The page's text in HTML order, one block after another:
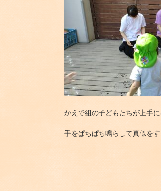
かえで組の子どもたちが上手
手をぱちぱち鳴らして真似を